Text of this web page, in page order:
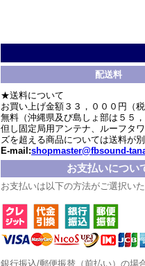
配送料
★送料について
お買い上げ金額３３，０００円（
無料（沖縄県及び島しょ部は５５
但し固定局用アンテナ、ルーフタ
ズを超える商品については送料が
E-mail:shopmaster@fbsound-
お支払いについ
お支払いは以下の方法がご選択い
銀行振込/郵便振替（前払い）の場